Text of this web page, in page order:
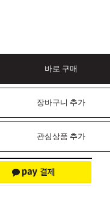
바로 구매
장바구니 추가
관심상품 추가